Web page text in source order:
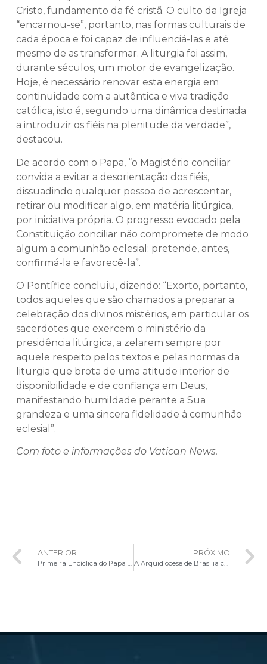
Cristo, fundamento da fé cristã. O culto da Igreja
“encarnou-se”, portanto, nas formas culturais de
cada época e foi capaz de influenciá-las e até
mesmo de as transformar. A liturgia foi assim,
durante séculos, um motor de evangelização.
Hoje, é necessário renovar esta energia em
continuidade com a autêntica e viva tradição
católica, isto é, segundo uma dinâmica destinada
a introduzir os fiéis na plenitude da verdade”,
destacou.
De acordo com o Papa, “o Magistério conciliar
convida a evitar a desorientação dos fiéis,
dissuadindo qualquer pessoa de acrescentar,
retirar ou modificar algo, em matéria litúrgica,
por iniciativa própria. O progresso evocado pela
Constituição conciliar não compromete de modo
algum a comunhão eclesial: pretende, antes,
confirmá-la e favorecê-la”.
O Pontífice concluiu, dizendo: “Exorto, portanto,
todos aqueles que são chamados a preparar a
celebração dos divinos mistérios, em particular os
sacerdotes que exercem o ministério da
presidência litúrgica, a zelarem sempre por
aquele respeito pelos textos e pelas normas da
liturgia que brota de uma atitude interior de
disponibilidade e de confiança em Deus,
manifestando humildade perante a Sua
grandeza e uma sincera fidelidade à comunhão
eclesial”.
Com foto e informações do Vatican News.
ANTERIOR PRÓXIMO
A Arquidiocese de Brasília convida os fiéis a participarem da Santa Missa de Consagração no Ordo Virginum